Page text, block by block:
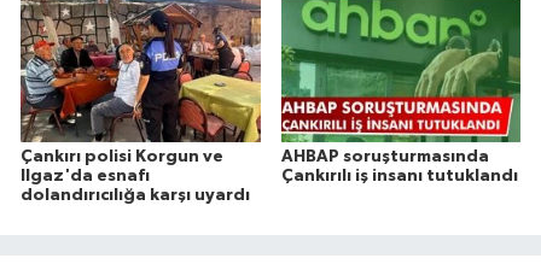
Çankırı polisi Korgun ve
Ilgaz'da esnafı
dolandırıcılığa karşı uyardı
AHBAP soruşturmasında
Çankırılı iş insanı tutuklandı